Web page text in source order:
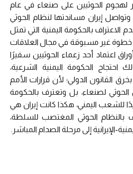
لهجوم الحوثيين على صنعاء في عام
وتواصل إيران مساندتها لنظام الحوثي
بالحكومة اليمنية التي تمثل
خطوة غير مسبوقة في مجال العلاقات
اعتماد أحد زعماء الحوثيين سفيرًا
احتجاج الحكومة اليمنية الشرعية،
القانون الدولي؛ لأن قرارات الأمم
الحوثي لصنعاء، بل وتعترف بالحكومة
للشعب اليمني، هكذا كانت إيران هي
بالنظام الحوثي المغتصب للسلطة،
الإيرانية إلى مرحلة الصدام المباشر.